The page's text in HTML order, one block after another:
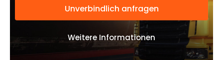
Unverbindlich anfragen
Weitere Informationen